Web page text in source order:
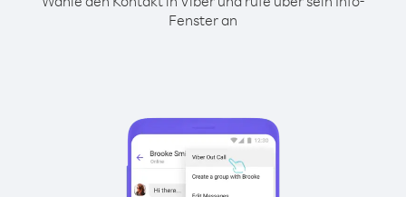
Fenster an